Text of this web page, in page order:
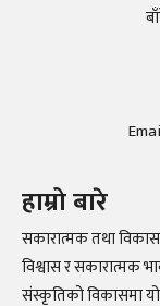
हाम्रो बारे
सकारात्मक तथा
विश्वास र सकारात्मक
संस्कृतिको विकासमा